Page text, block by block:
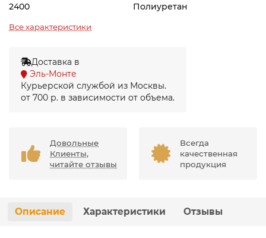
2400 Полиуретан
Все характеристики
Доставка в
Эль-Монте
Курьерской службой из Москвы.
от 700 р. в зависимости от объема.
Довольные
Клиенты,
читайте отзывы
Всегда
качественная
продукция
Описание Характеристики Отзывы